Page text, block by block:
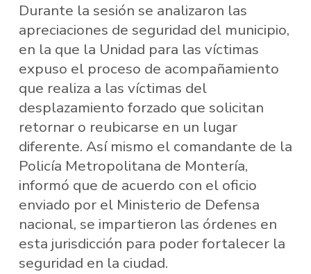
Durante la sesión se analizaron las
apreciaciones de seguridad del municipio,
en la que la Unidad para las víctimas
expuso el proceso de acompañamiento
que realiza a las víctimas del
desplazamiento forzado que solicitan
retornar o reubicarse en un lugar
diferente. Así mismo el comandante de la
Policía Metropolitana de Montería,
informó que de acuerdo con el oficio
enviado por el Ministerio de Defensa
nacional, se impartieron las órdenes en
esta jurisdicción para poder fortalecer la
seguridad en la ciudad.